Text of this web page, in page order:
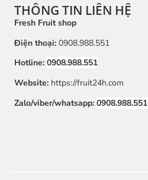
THÔNG TIN LIÊN HỆ
Fresh Fruit shop
Điện thoại: 0908.988.551
Hotline: 0908.988.551
Website: https://fruit24h.com
Zalo/viber/whatsapp: 0908.988.551